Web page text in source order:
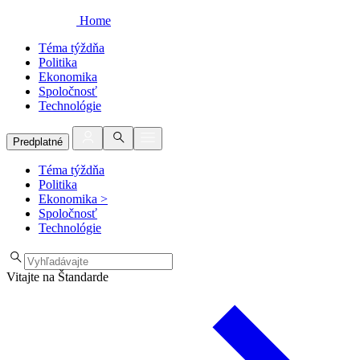
Home
Téma týždňa
Politika
Ekonomika
Spoločnosť
Technológie
Predplatné
Téma týždňa
Politika
Ekonomika >
Spoločnosť
Technológie
Vitajte na Štandarde